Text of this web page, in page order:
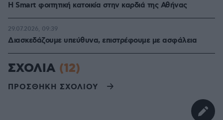
Η Smart φοιτητική κατοικία στην καρδιά της Αθήνας
Διασκεδάζουμε υπεύθυνα, επιστρέφουμε με ασφάλεια
29.07.2026, 09:39
ΣΧΟΛΙΑ (12)
ΠΡΟΣΘΗΚΗ ΣΧΟΛΙΟΥ